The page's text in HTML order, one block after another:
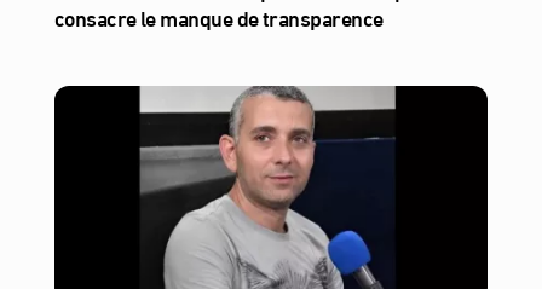
consacre le manque de transparence